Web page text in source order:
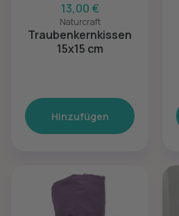
13,00 €
Naturcraft
Traubenkernkissen
15x15 cm
Hinzufügen